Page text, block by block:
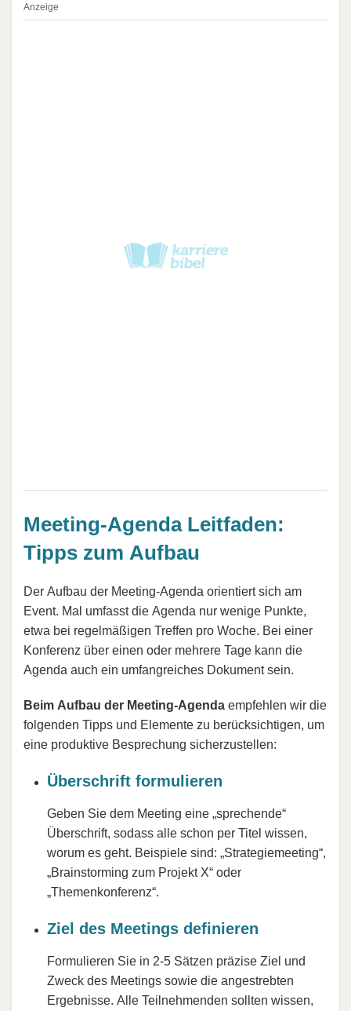
Anzeige
Meeting-Agenda Leitfaden:
Tipps zum Aufbau
Der Aufbau der Meeting-Agenda orientiert sich am
Event. Mal umfasst die Agenda nur wenige Punkte,
etwa bei regelmäßigen Treffen pro Woche. Bei einer
Konferenz über einen oder mehrere Tage kann die
Agenda auch ein umfangreiches Dokument sein.
Beim Aufbau der Meeting-Agenda empfehlen wir die
folgenden Tipps und Elemente zu berücksichtigen, um
eine produktive Besprechung sicherzustellen:
Überschrift formulieren
Geben Sie dem Meeting eine „sprechende“
Überschrift, sodass alle schon per Titel wissen,
worum es geht. Beispiele sind: „Strategiemeeting“,
„Brainstorming zum Projekt X“ oder
„Themenkonferenz“.
Ziel des Meetings definieren
Formulieren Sie in 2-5 Sätzen präzise Ziel und
Zweck des Meetings sowie die angestrebten
Ergebnisse. Alle Teilnehmenden sollten wissen,